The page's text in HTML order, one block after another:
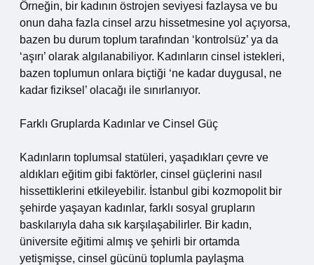
Örneğin, bir kadının östrojen seviyesi fazlaysa ve bu
onun daha fazla cinsel arzu hissetmesine yol açıyorsa,
bazen bu durum toplum tarafından ‘kontrolsüz’ ya da
‘aşırı’ olarak algılanabiliyor. Kadınların cinsel istekleri,
bazen toplumun onlara biçtiği ‘ne kadar duygusal, ne
kadar fiziksel’ olacağı ile sınırlanıyor.
Farklı Gruplarda Kadınlar ve Cinsel Güç
Kadınların toplumsal statüleri, yaşadıkları çevre ve
aldıkları eğitim gibi faktörler, cinsel güçlerini nasıl
hissettiklerini etkileyebilir. İstanbul gibi kozmopolit bir
şehirde yaşayan kadınlar, farklı sosyal grupların
baskılarıyla daha sık karşılaşabilirler. Bir kadın,
üniversite eğitimi almış ve şehirli bir ortamda
yetişmişse, cinsel gücünü toplumla paylaşma